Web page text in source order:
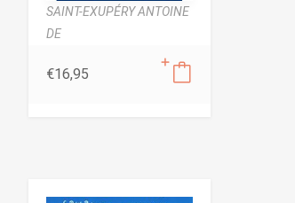
SAINT-EXUPÉRY ANTOINE
DE
€16,95